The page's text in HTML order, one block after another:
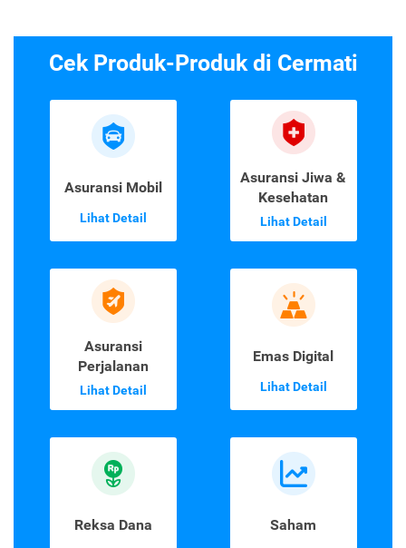
Cek Produk-Produk di Cermati
Asuransi Mobil
Lihat Detail
Asuransi Jiwa &
Kesehatan
Lihat Detail
Asuransi
Perjalanan
Lihat Detail
Emas Digital
Lihat Detail
Reksa Dana Saham